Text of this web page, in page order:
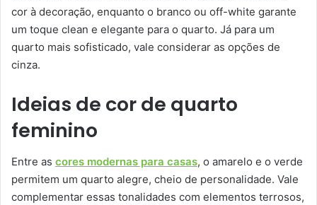
cor à decoração, enquanto o branco ou off-white garante
um toque clean e elegante para o quarto. Já para um
quarto mais sofisticado, vale considerar as opções de
cinza.
Ideias de cor de quarto
feminino
Entre as cores modernas para casas, o amarelo e o verde
permitem um quarto alegre, cheio de personalidade. Vale
complementar essas tonalidades com elementos terrosos,